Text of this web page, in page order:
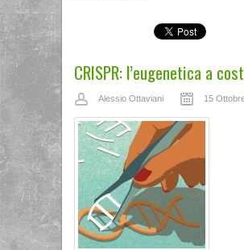
CRISPR: l’eugenetica a
Alessio Ottaviani 15